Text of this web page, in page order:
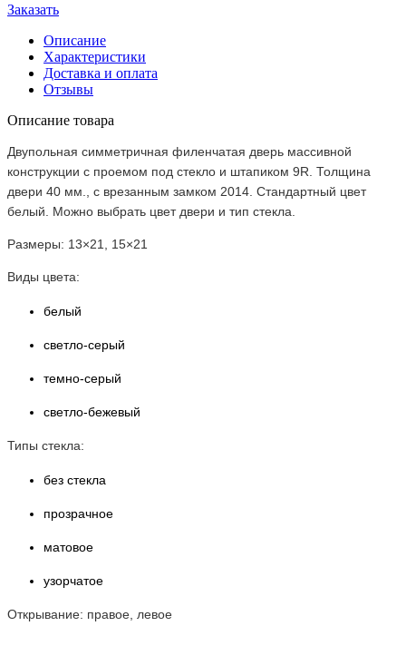
Заказать
Описание
Характеристики
Доставка и оплата
Отзывы
Описание товара
Двупольная симметричная филенчатая дверь массивной
конструкции с проемом под стекло и штапиком 9R. Толщина
двери 40 мм., с врезанным замком 2014. Стандартный цвет
белый. Можно выбрать цвет двери и тип стекла.
Размеры: 13×21, 15×21
Виды цвета:
белый
светло-серый
темно-серый
светло-бежевый
Типы стекла:
без стекла
прозрачное
матовое
узорчатое
Открывание: правое, левое